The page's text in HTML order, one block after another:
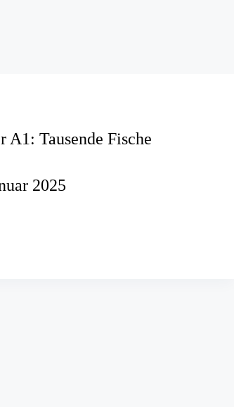
A1: Tausende Fische
2025